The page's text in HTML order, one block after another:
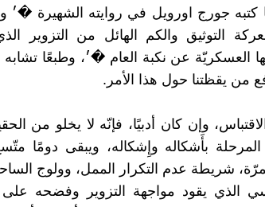
كتبه جورج اورويل في روايته الشهيرة �׳
التوثيق والكم الهائل من التزوير
العسكريّة عن نكبة العام �׳، وطبعًا
من يقظتنا حول هذا الأمر.
وإن كان أدبيًا، فإنّه لا يخلو من
المرحلة بأَشكاله وإِشكاله، ويبقى دومًا
شريطة عدم التكرار الممل، وولوج
الذي يقود مواجهة التزوير وفضحه